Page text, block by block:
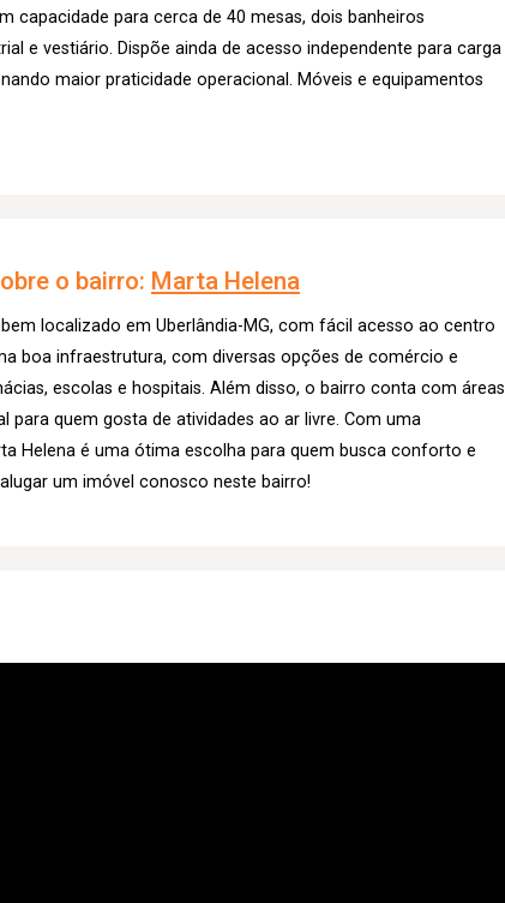
capacidade para cerca de 40 mesas, dois banheiros
e vestiário. Dispõe ainda de acesso independente para carga
maior praticidade operacional. Móveis e equipamentos
o bairro: Marta Helena
localizado em Uberlândia-MG, com fácil acesso ao centro
boa infraestrutura, com diversas opções de comércio e
escolas e hospitais. Além disso, o bairro conta com áreas
para quem gosta de atividades ao ar livre. Com uma
Helena é uma ótima escolha para quem busca conforto e
um imóvel conosco neste bairro!